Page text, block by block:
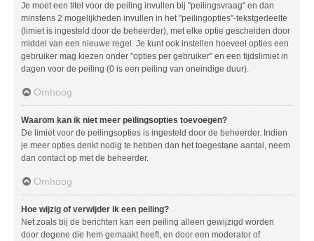
Je moet een titel voor de peiling invullen bij "peilingsvraag" en dan
minstens 2 mogelijkheden invullen in het "peilingopties"-tekstgedeelte
(limiet is ingesteld door de beheerder), met elke optie gescheiden door
middel van een nieuwe regel. Je kunt ook instellen hoeveel opties een
gebruiker mag kiezen onder "opties per gebruiker" en een tijdslimiet in
dagen voor de peiling (0 is een peiling van oneindige duur).
Omhoog
Waarom kan ik niet meer peilingsopties toevoegen?
De limiet voor de peilingsopties is ingesteld door de beheerder. Indien
je meer opties denkt nodig te hebben dan het toegestane aantal, neem
dan contact op met de beheerder.
Omhoog
Hoe wijzig of verwijder ik een peiling?
Net zoals bij de berichten kan een peiling alleen gewijzigd worden
door degene die hem gemaakt heeft, en door een moderator of